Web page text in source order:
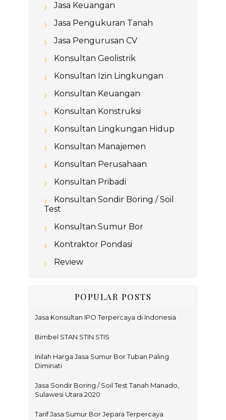
Jasa Keuangan
Jasa Pengukuran Tanah
Jasa Pengurusan CV
Konsultan Geolistrik
Konsultan Izin Lingkungan
Konsultan Keuangan
Konsultan Konstruksi
Konsultan Lingkungan Hidup
Konsultan Manajemen
Konsultan Perusahaan
Konsultan Pribadi
Konsultan Sondir Boring / Soil
Test
Konsultan Sumur Bor
Kontraktor Pondasi
Review
POPULAR POSTS
Jasa Konsultan IPO Terpercaya di Indonesia
Bimbel STAN STIN STIS
Inilah Harga Jasa Sumur Bor Tuban Paling
Diminati
Jasa Sondir Boring / Soil Test Tanah Manado,
Sulawesi Utara 2020
Tarif Jasa Sumur Bor Jepara Terpercaya